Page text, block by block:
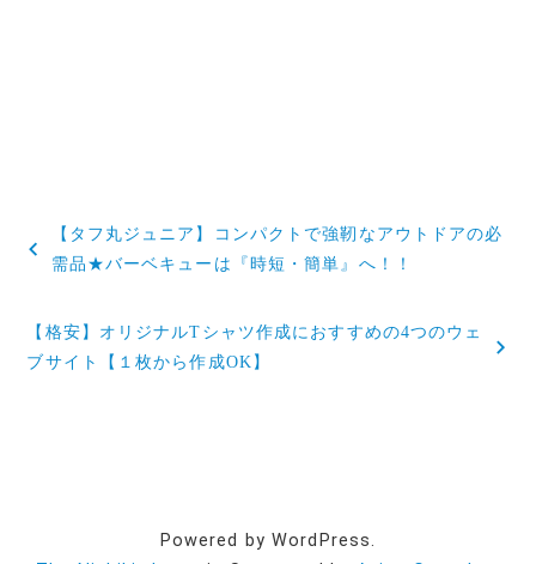
稿
ビ
【タフ丸ジュニア】コンパクトで強靭なアウトドアの必
需品★バーベキューは『時短・簡単』へ！！
【格安】オリジナルTシャツ作成におすすめの4つのウェ
ブサイト【１枚から作成OK】
Powered by WordPress.